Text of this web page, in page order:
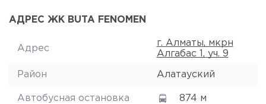
АДРЕС ЖК BUTA FENOMEN
Адрес
г. Алматы, мкрн
Алгабас 1, уч. 9
Район Алатауский
Автобусная остановка 874 м